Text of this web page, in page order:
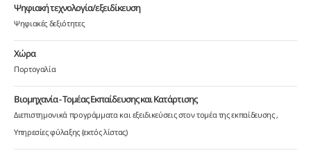
Ψηφιακή τεχνολογία/εξειδίκευση
Ψηφιακές δεξιότητες
Χώρα
Πορτογαλία
Βιομηχανία - Τομέας Εκπαίδευσης και Κατάρτισης
Διεπιστημονικά προγράμματα και εξειδικεύσεις στον τομέα της εκπαίδευσης
Υπηρεσίες φύλαξης (εκτός λίστας)